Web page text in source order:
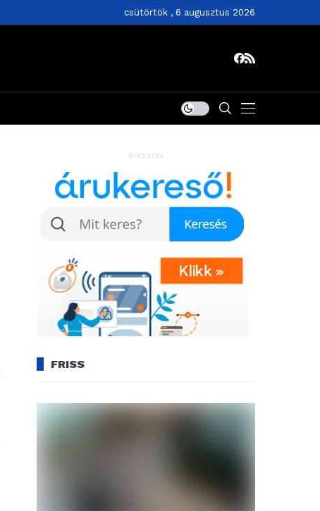
csütörtök , 6 augusztus 2026
HIRDETÉS
FRISS